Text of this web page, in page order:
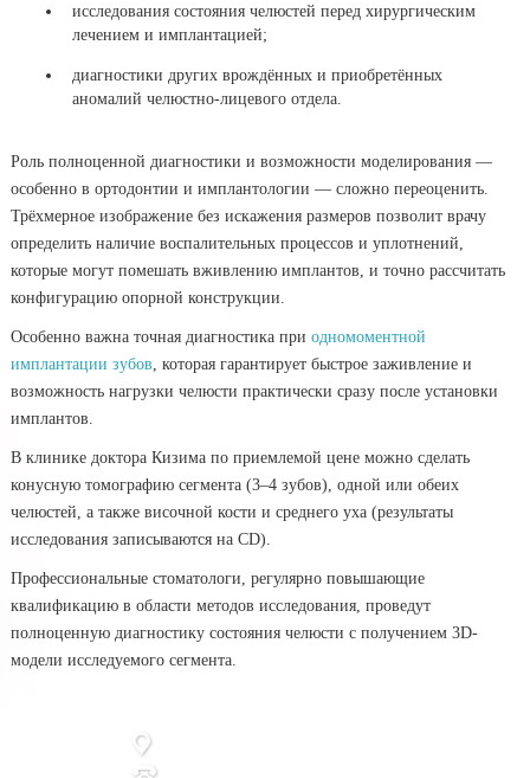
исследования состояния челюстей перед хирургическим
лечением и имплантацией;
диагностики других врождённых и приобретённых
аномалий челюстно-лицевого отдела.
Роль полноценной диагностики и возможности моделирования —
особенно в ортодонтии и имплантологии — сложно переоценить.
Трёхмерное изображение без искажения размеров позволит врачу
определить наличие воспалительных процессов и уплотнений,
которые могут помешать вживлению имплантов, и точно рассчитать
конфигурацию опорной конструкции.
Особенно важна точная диагностика приодномоментной
имплантации зубов , которая гарантирует быстрое заживление и
возможность нагрузки челюсти практически сразу после установки
имплантов.
В клинике доктора Кизима по приемлемой цене можно сделать
конусную томографию сегмента (3–4 зубов), одной или обеих
челюстей, а также височной кости и среднего уха (результаты
исследования записываются на CD).
Профессиональные стоматологи, регулярно повышающие
квалификацию в области методов исследования, проведут
полноценную диагностику состояния челюсти с получением 3D-
модели исследуемого сегмента.